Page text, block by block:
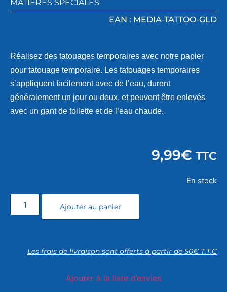
MATIÈRES SPÉCIALES
EAN : MEDIA-TATTOO-GLD
Réalisez des tatouages temporaires avec notre papier
pour tatouage temporaire. Les tatouages temporaires
s’appliquent facilement avec de l’eau, durent
généralement un jour ou deux, et peuvent être enlevés
avec un gant de toilette et de l’eau chaude.
9,99€ TTC
En stock
Ajouter au panier
Les frais de livraison sont offerts à partir de 50€ T.T.C
Ajouter à la liste d’envies